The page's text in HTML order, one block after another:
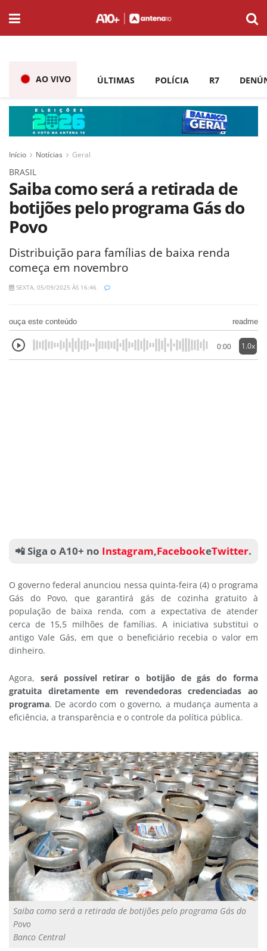
AO VIVO ÚLTIMAS POLÍCIA R7
Início Notícias Geral
BRASIL
Saiba como será a retirada de
botijões pelo programa Gás do
Povo
Distribuição para famílias de baixa renda
começa em novembro
SEXTA, 05/09/2025 ÀS 16:46
ouça este conteúdo readme
0:00 1.0x
📲 Siga o A10+ no Instagram,FacebookeTwitter.
O governo federal anunciou nessa quinta-feira (4) o programa
Gás do Povo, que garantirá gás de cozinha gratuito à
população de baixa renda, com a expectativa de atender
cerca de 15,5 milhões de famílias. A iniciativa substitui o
antigo Vale Gás, em que o beneficiário recebia o valor em
dinheiro.
Agora, será possível retirar o botijão de gás do forma
gratuita diretamente em revendedoras credenciadas ao
programa. De acordo com o governo, a mudança aumenta a
eficiência, a transparência e o controle da política pública.
Saiba como será a retirada de botijões pelo programa Gás do
Povo
Banco Central